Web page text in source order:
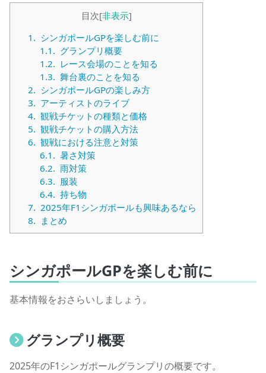
目次[非表示]
1. シンガポールGPを楽しむ前に
1.1. グランプリ概要
1.2. レース会場のことを知る
1.3. 舞台裏のことを知る
2. シンガポールGPの楽しみ方
3. アーティストのライブ
4. 観戦チケットの種類と価格
5. 観戦チケットの購入方法
6. 観戦における注意と対策
6.1. 暑さ対策
6.2. 雨対策
6.3. 服装
6.4. 持ち物
7. 2025年F1シンガポールも興味あるなら
8. まとめ
シンガポールGPを楽しむ前に
基本情報をおさらいしましょう。
グランプリ概要
2025年のF1シンガポールグランプリの概要です。